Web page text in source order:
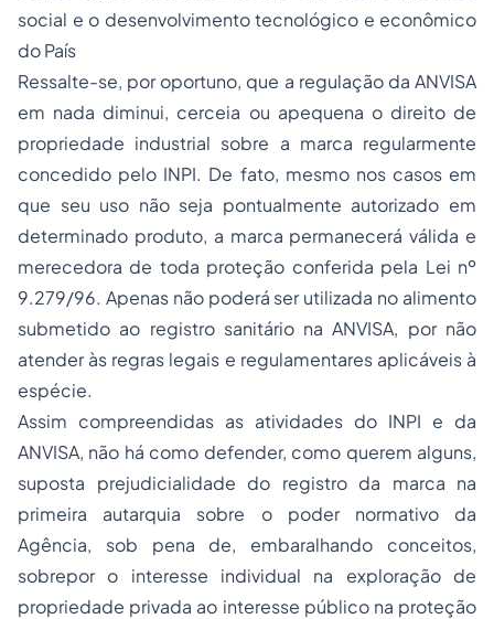
social e o desenvolvimento tecnológico e econômico
do País
Ressalte-se, por oportuno, que a regulação da ANVISA
em nada diminui, cerceia ou apequena o direito de
propriedade industrial sobre a marca regularmente
concedido pelo INPI. De fato, mesmo nos casos em
que seu uso não seja pontualmente autorizado em
determinado produto, a marca permaneceráválida e
merecedora de toda proteção conferida pela Lei nº
9.279/96. Apenas não poderá ser utilizada no alimento
submetido ao registro sanitáriona ANVISA, por não
atender às regras legais e regulamentares aplicáveis à
espécie.
Assim compreendidas as atividades do INPI e da
ANVISA, não há como defender, como querem alguns,
suposta prejudicialidade do registro da marca na
primeira autarquia sobre o poder normativo da
Agência, sob pena de, embaralhando conceitos,
sobrepor o interesse individual na exploração de
propriedade privada ao interesse público na proteção